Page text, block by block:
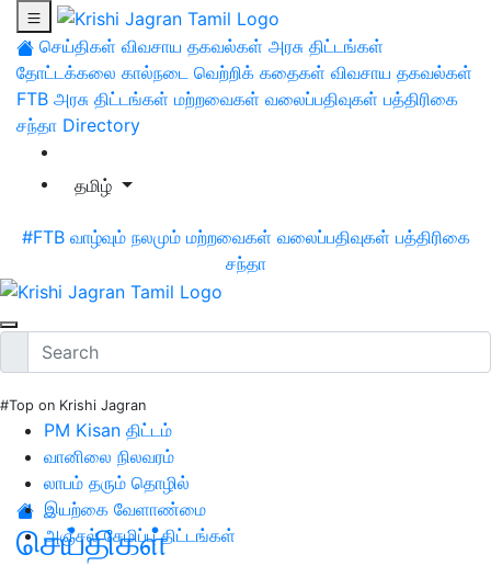
செய்திகள் விவசாய தகவல்கள் அரசு திட்டங்கள்
தோட்டக்கலை கால்நடை வெற்றிக் கதைகள் விவசாய தகவல்கள்
FTB அரசு திட்டங்கள் மற்றவைகள் வலைப்பதிவுகள் பத்திரிகை
சந்தா Directory
தமிழ்
#FTB வாழ்வும் நலமும் மற்றவைகள் வலைப்பதிவுகள் பத்திரிகை
சந்தா
#Top on Krishi Jagran
PM Kisan திட்டம்
வானிலை நிலவரம்
லாபம் தரும் தொழில்
இயற்கை வேளாண்மை
அஞ்சல் சேமிப்பு திட்டங்கள்
செய்திகள்